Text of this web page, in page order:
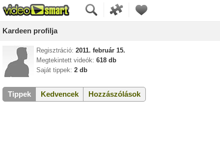
Kardeen profilja
Regisztráció: 2011. február 15.
Megtekintett videók: 618 db
Saját tippek: 2 db
Tippek Kedvencek Hozzászólások